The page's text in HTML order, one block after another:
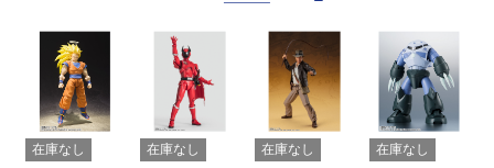
在庫なし 在庫なし 在庫なし 在庫なし